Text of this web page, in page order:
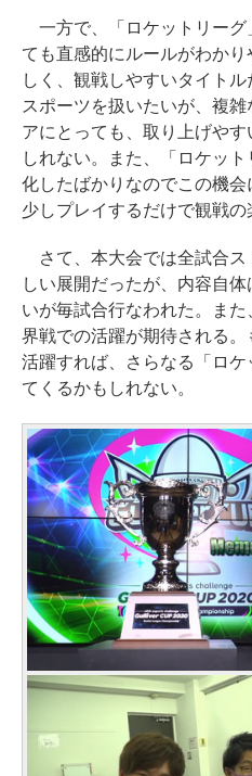
一方で、「ロケットリーグ
ても直感的にルールがわか
しく、観戦しやすいタイト
スポーツを扱いたいが、複
アにとっても、取り上げや
しれない。また、「ロケッ
化したばかりなのでこの機会
少しプレイするだけで観戦の
さて、本大会では全試合ス
しい展開だったが、内容自
いが毎試合行なわれた。ま
界戦での活躍が期待される
活躍すれば、さらなる「ロ
てくるかもしれない。